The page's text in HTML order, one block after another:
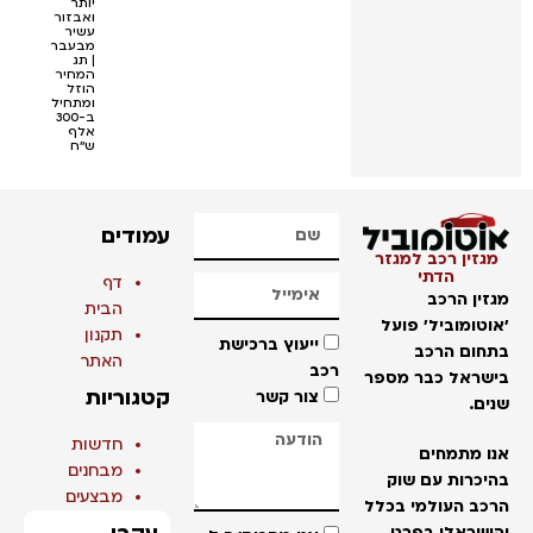
יותר
ואבזור
עשיר
מבעבר
| תג
המחיר
הוזל
ומתחיל
ב-300
אלף
ש''ח
מגזין רכב למגזר
הדתי
מגזין הרכב
'אוטומוביל' פועל
בתחום הרכב
בישראל כבר מספר
שנים.
אנו מתמחים
בהיכרות עם שוק
הרכב העולמי בכלל
ייעוץ ברכישת
רכב
צור קשר
עמודים
דף
הבית
תקנון
האתר
קטגוריות
חדשות
מבחנים
מבצעים